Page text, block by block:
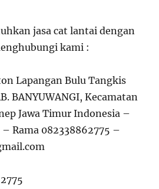
jasa cat lantai dengan
kami :
Lapangan Bulu Tangkis
BANYUWANGI, Kecamatan
Jawa Timur Indonesia –
Rama 082338862775 –